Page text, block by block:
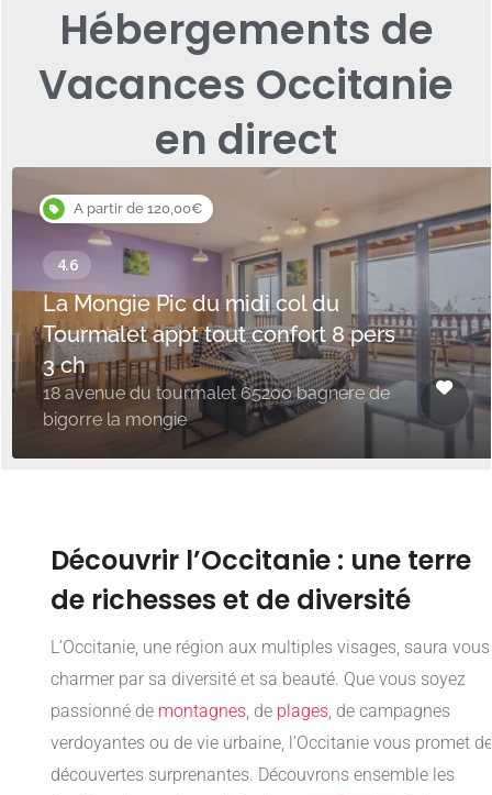
Hébergements de
Vacances Occitanie
en direct
A partir de 120,00€
La Mongie Pic du midi col du
Tourmalet appt tout confort 8 pers
3 ch
18 avenue du tourmalet 65200 bagnere de
bigorre la mongie
Découvrir l’Occitanie : une terre
de richesses et de diversité
L’Occitanie, une région aux multiples visages, saura vous
charmer par sa diversité et sa beauté. Que vous soyez
passionné de montagnes, de plages, de campagnes
verdoyantes ou de vie urbaine, l’Occitanie vous promet
découvertes surprenantes. Découvrons ensemble les